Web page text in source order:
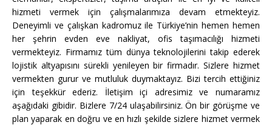
hizmeti vermek için çalışmalarımıza devam etmekteyiz.
Deneyimli ve çalışkan kadromuz ile Türkiye’nin hemen hemen
her şehrin evden eve nakliyat, ofis taşımacılığı hizmeti
vermekteyiz. Firmamız tüm dünya teknolojilerini takip ederek
lojistik altyapısını sürekli yenileyen bir firmadır. Sizlere hizmet
vermekten gurur ve mutluluk duymaktayız. Bizi tercih ettiğiniz
için teşekkür ederiz. İletişim içi adresimiz ve numaramız
aşağıdaki gibidir. Bizlere 7/24 ulaşabilirsiniz. Ön bir görüşme ve
plan yaparak en doğru ve en hızlı şekilde sizlere hizmet vermek